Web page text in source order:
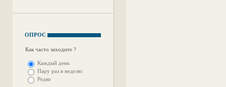
ОПРОС
Как часто заходите ?
Каждый день
Пару раз в неделю
Редко